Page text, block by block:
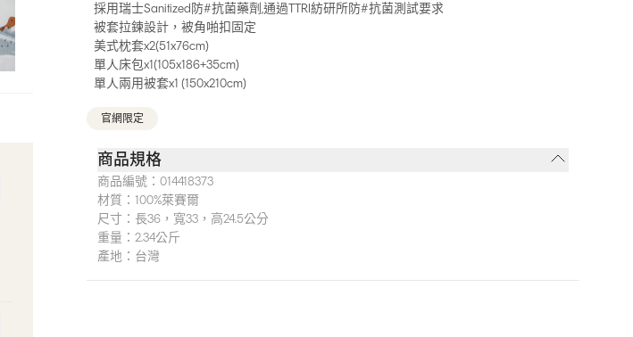
採用瑞士Sanitized防#抗菌藥劑,通過TTRI紡研所防#抗菌測試要求
被套拉鍊設計，被角啪扣固定
美式枕套x2(51x76cm)
單人床包x1(105x186+35cm)
單人兩用被套x1 (150x210cm)
官網限定
商品規格
商品編號： 014418373
材質： 100%萊賽爾
尺寸： 長36，寬33，高24.5公分
重量： 2.34公斤
產地： 台灣